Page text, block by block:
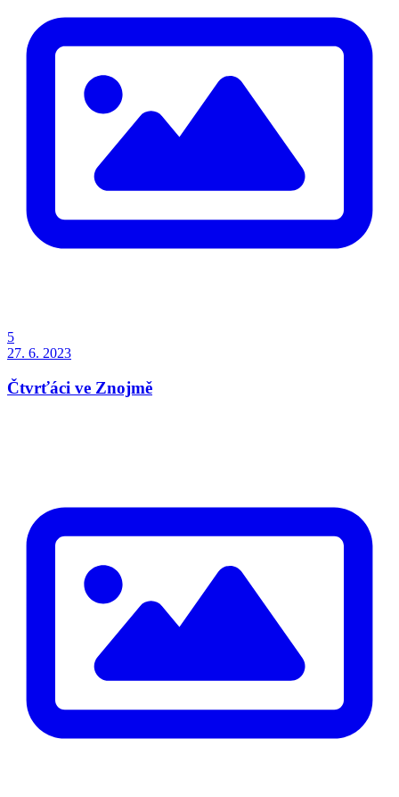
5
27. 6. 2023
Čtvrťáci ve Znojmě